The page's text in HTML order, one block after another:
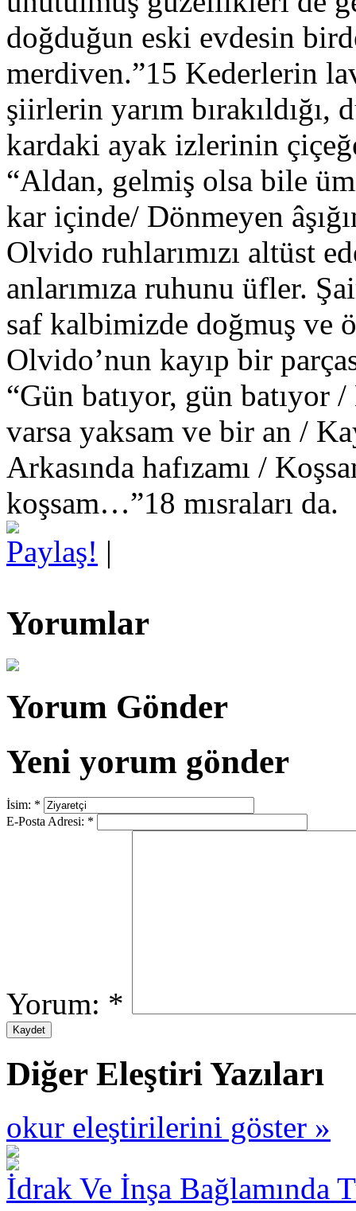
doğduğun eski evdesin
merdiven.”15 Kederlerin
şiirlerin yarım bırakıldığı,
kardaki ayak izlerinin
“Aldan, gelmiş olsa bile
kar içinde/ Dönmeyen
Olvido ruhlarımızı altüst
anlarımıza ruhunu üfler.
saf kalbimizde doğmuş ve
Olvido’nun kayıp bir
“Gün batıyor, gün batıyor
varsa yaksam ve bir an /
Arkasında hafızamı /
koşsam…”18 mısraları da.
Paylaş! |
Yorumlar
Yorum Gönder
Yeni yorum gönder
İsim: *
E-Posta Adresi: *
Yorum: *
Diğer Eleştiri Yazıları
okur eleştirilerini göster »
İdrak Ve İnşa Bağlamında